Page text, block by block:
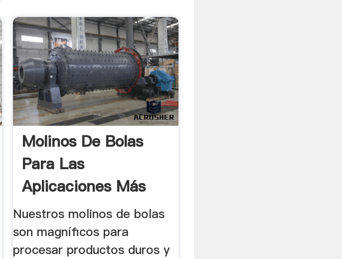
Molinos De Bolas
Para Las
Aplicaciones Más
Diversas |.
Nuestros molinos de bolas
son magníficos para
procesar productos duros y